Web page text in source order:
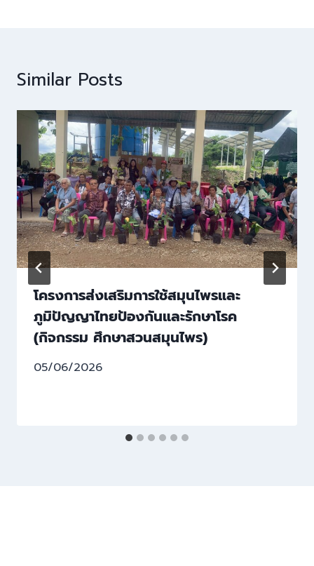
Similar Posts
โครงการส่งเสริมการใช้สมุนไพรและ
ภูมิปัญญาไทยป้องกันและรักษาโรค
(กิจกรรม ศึกษาสวนสมุนไพร)
05/06/2026